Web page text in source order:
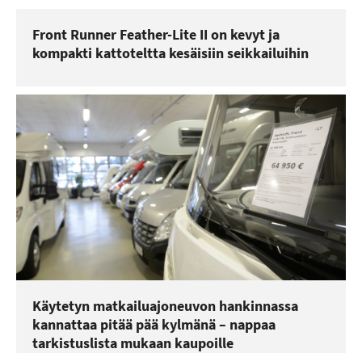
Front Runner Feather-Lite II on kevyt ja
kompakti kattoteltta kesäisiin seikkailuihin
Käytetyn matkailuajoneuvon hankinnassa
kannattaa pitää pää kylmänä – nappaa
tarkistuslista mukaan kaupoille